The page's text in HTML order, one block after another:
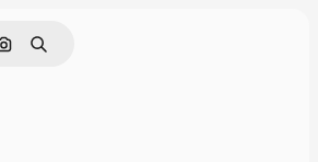
Nach Bild suchen
Suchen